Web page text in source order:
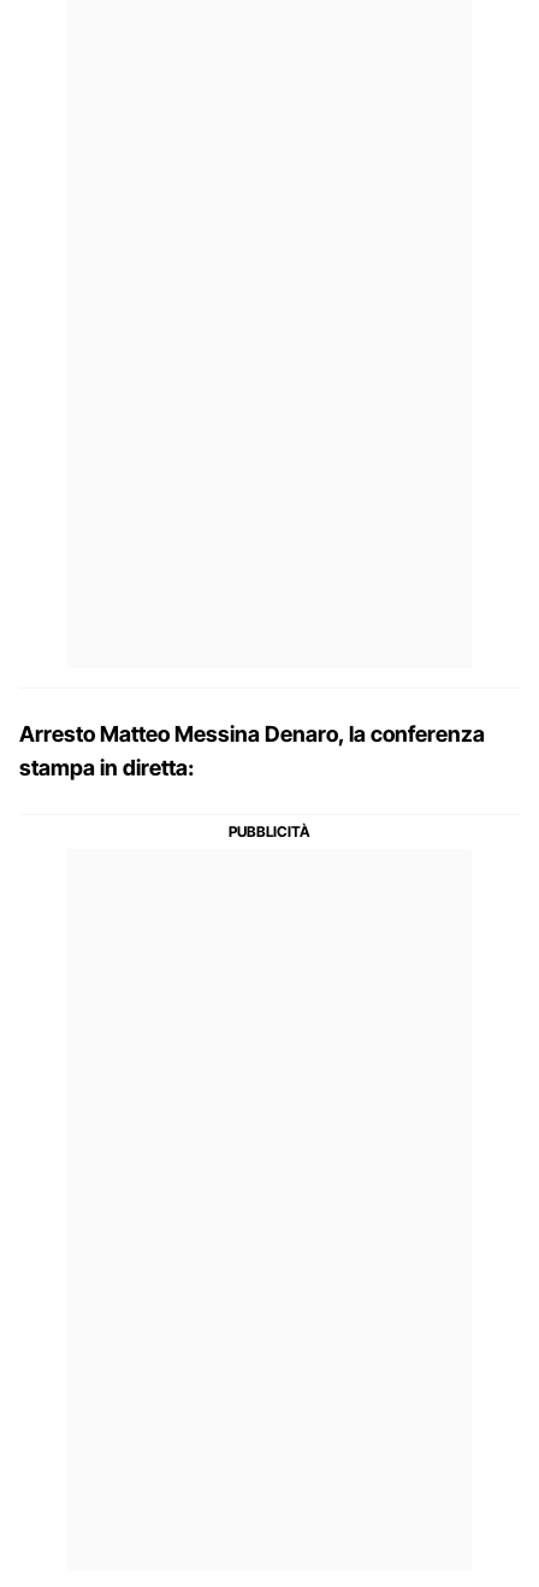
Arresto Matteo Messina Denaro, la conferenza
stampa in diretta: